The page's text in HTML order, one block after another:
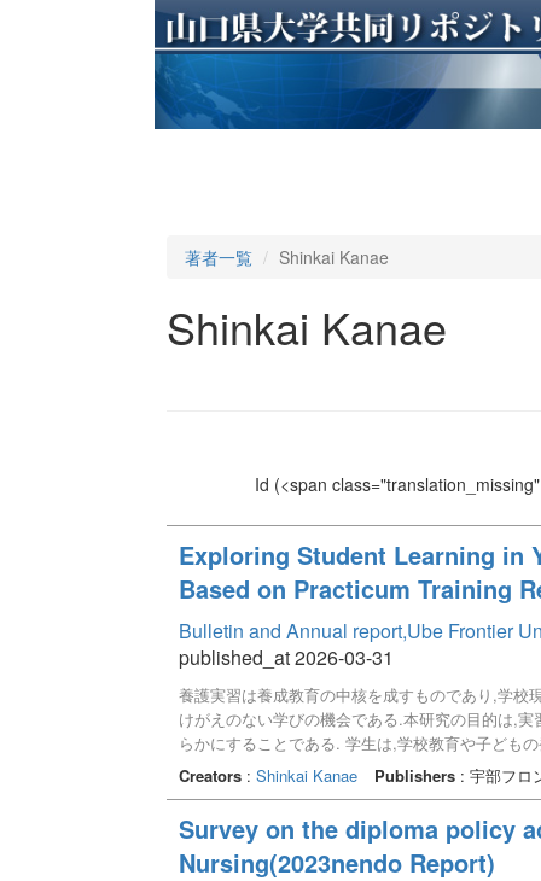
著者一覧 Shinkai Kanae
Shinkai Kanae
Id (<span
Exploring Student Learning in
Based on Practicum Training
Bulletin and Annual report,Ube Frontier
published_at 2026-03-31
養護実習は養成教育の中核を成すものであり,学校
けがえのない学びの機会である.本研究の目的は,
らかにすることである. 学生は,学校教育や子ども
手順や留意点などの方法を体系的に修得した.学
護教諭像や保健室観の再認識】,【養護教諭独自
観】に分類された. これらの考察から,養護実習が
ていることが示唆された.
Creators: Shinkai Kanae Publishers: 宇部フロ
Survey on the diploma policy
Nursing(2023nendo Report)